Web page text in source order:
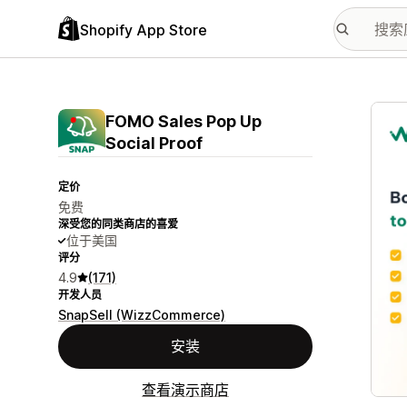
Shopify App Store
FOMO Sales Pop Up
Social Proof
定价
免费
深受您的同类商店的喜爱
位于美国
评分
4.9 (171)
开发人员
SnapSell (WizzCommerce)
安装
查看演示商店
配图